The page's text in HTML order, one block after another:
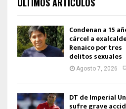
Condenan a 15
cárcel a
Renaico por tres
delitos sexuales
Agosto 7, 2026
DT de Imperial
sufre grave